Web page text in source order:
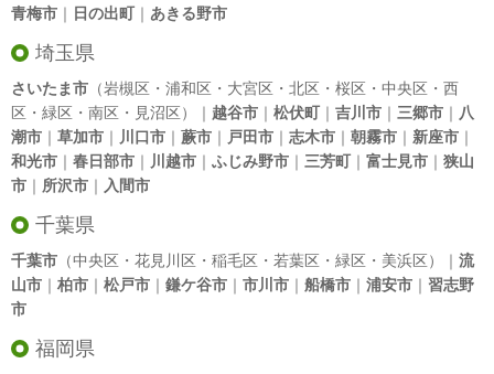
青梅市 ｜ 日の出町｜ あきる野市
埼玉県
さいたま市 （岩槻区・浦和区・大宮区・北区・桜区・中央区・西
区・緑区・南区・見沼区）｜ 越谷市 ｜ 松伏町｜ 吉川市 ｜ 三郷市 ｜ 八
潮市 ｜ 草加市 ｜ 川口市 ｜ 蕨市 ｜ 戸田市 ｜ 志木市 ｜ 朝霧市 ｜ 新座市 ｜
和光市 ｜ 春日部市 ｜ 川越市 ｜ ふじみ野市 ｜ 三芳町｜ 富士見市 ｜ 狭山
市 ｜ 所沢市 ｜ 入間市
千葉県
千葉市 （中央区・花見川区・稲毛区・若葉区・緑区・美浜区）｜ 流
山市 ｜ 柏市 ｜ 松戸市 ｜ 鎌ケ谷市 ｜ 市川市 ｜ 船橋市 ｜ 浦安市 ｜ 習志野
市
福岡県